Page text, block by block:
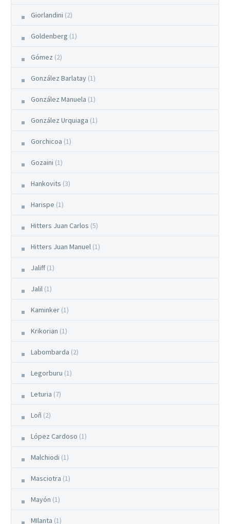
Giorlandini (2)
Goldenberg (1)
Gómez (2)
González Barlatay (1)
González Manuela (1)
González Urquiaga (1)
Gorchicoa (1)
Gozaini (1)
Hankovits (3)
Harispe (1)
Hitters Juan Carlos (5)
Hitters Juan Manuel (1)
Jaliff (1)
Jalil (1)
Kaminker (1)
Krikorian (1)
Labombarda (2)
Legorburu (1)
Leturia (7)
Loñ (2)
López Cardoso (1)
Malchiodi (1)
Masciotra (1)
Mayón (1)
MIlanta (1)